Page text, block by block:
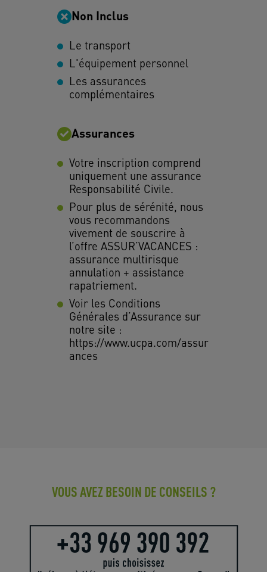
Non Inclus
Le transport
L'équipement personnel
Les assurances
complémentaires
Assurances
Votre inscription comprend
uniquement une assurance
Responsabilité Civile.
Pour plus de sérénité, nous
vous recommandons
vivement de souscrire à
l’offre ASSUR’VACANCES :
assurance multirisque
annulation + assistance
rapatriement.
Voir les Conditions
Générales d’Assurance sur
notre site :
https://www.ucpa.com/assur
ances
VOUS AVEZ BESOIN DE CONSEILS ?